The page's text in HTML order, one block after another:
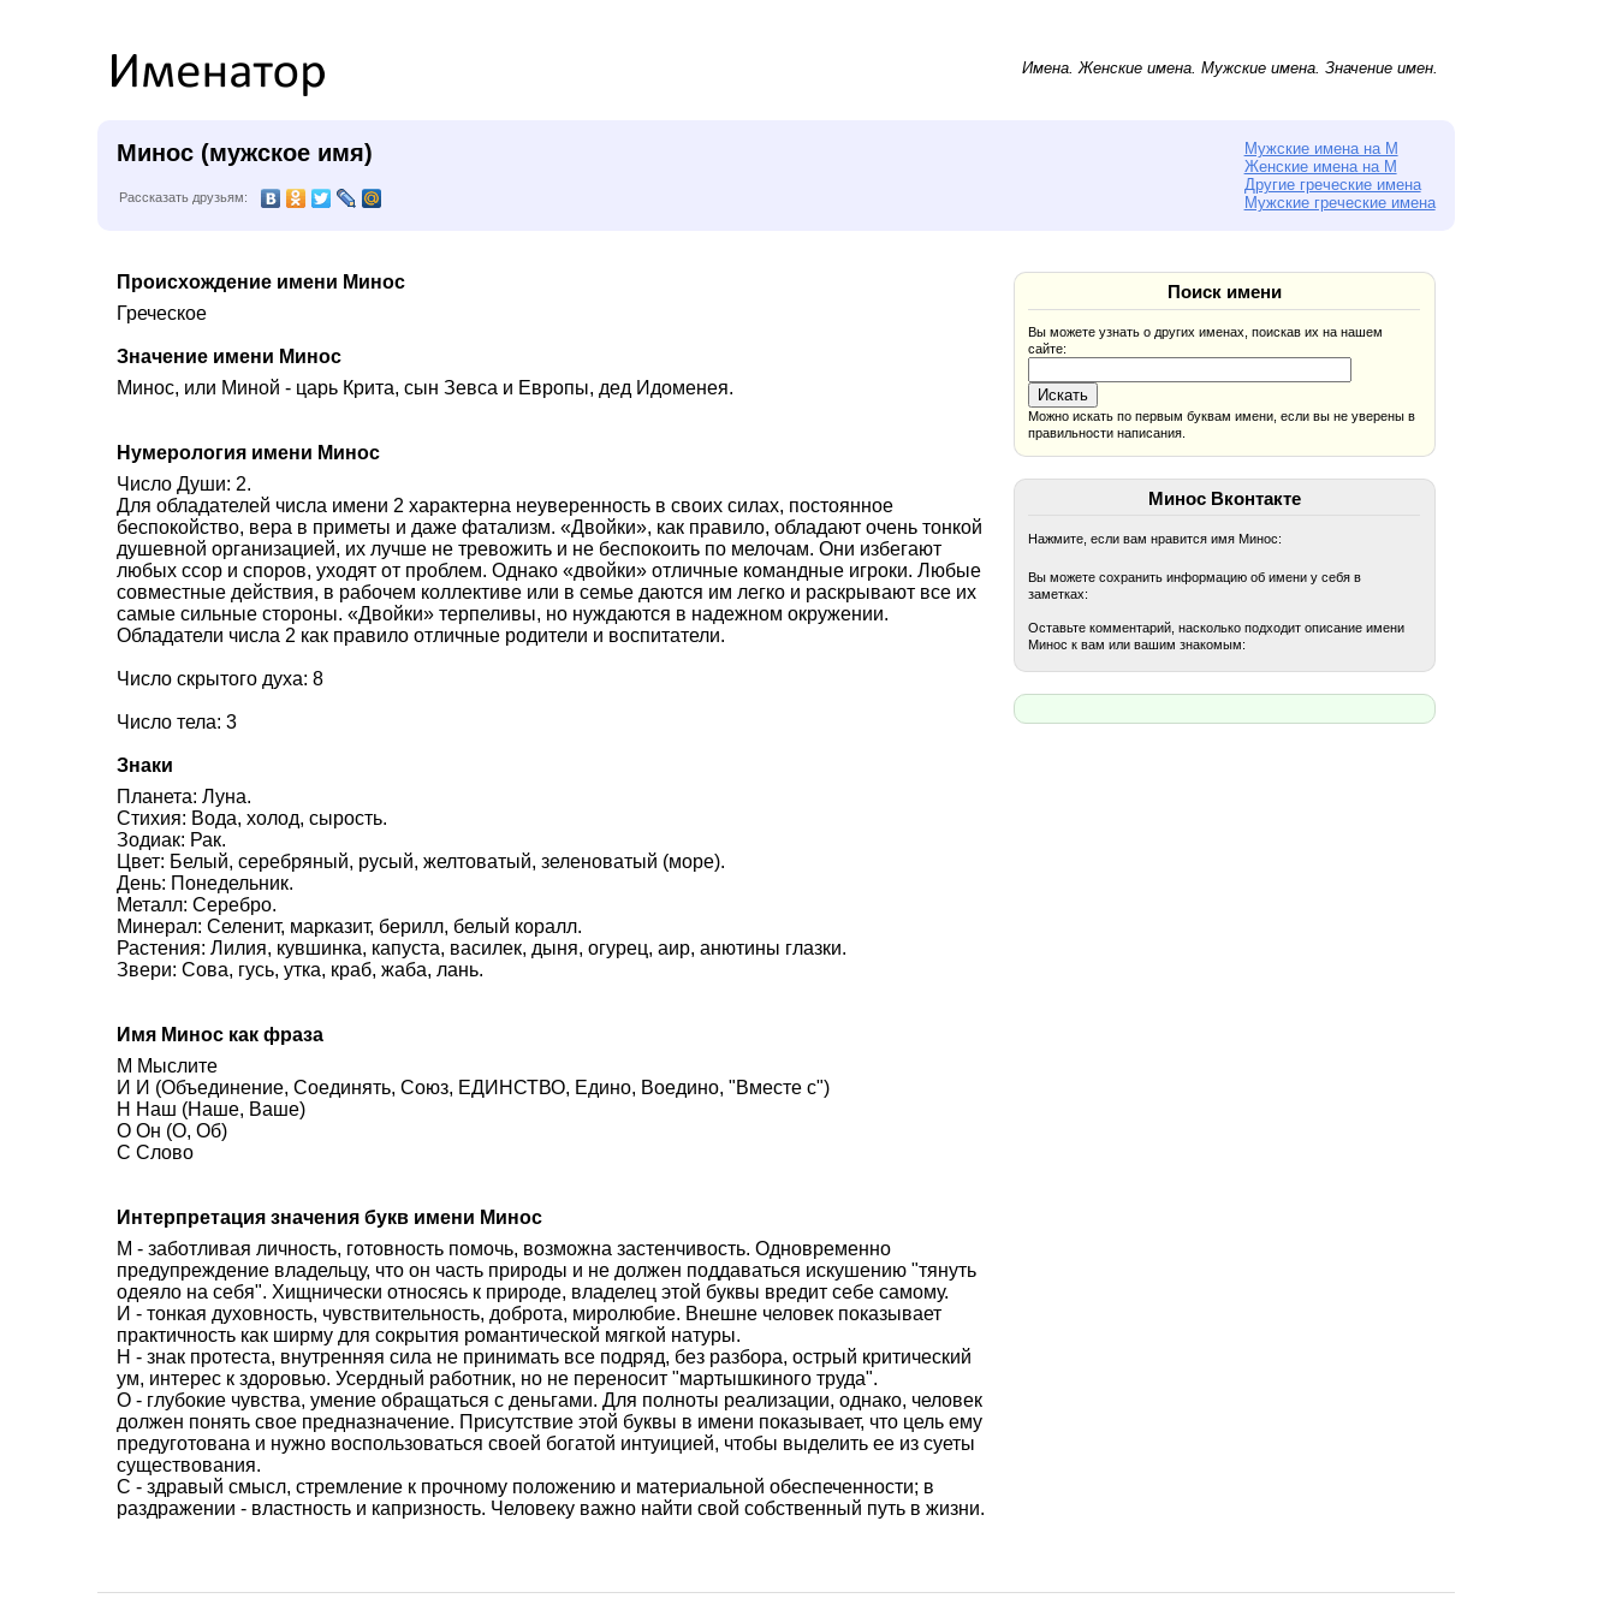
Имена.Женские имена.Мужские имена. Значение имен.
Минос (мужское имя)
Мужские имена на М
Женские имена на М
Другие греческие имена
Мужские греческие имена
Рассказать друзьям:
Происхождение имени Минос
Греческое
Значение имени Минос
Минос, или Миной - царь Крита, сын Зевса и Европы, дед Идоменея.
Нумерология имени Минос
Число Души: 2.
Для обладателей числа имени 2 характерна неуверенность в своих силах, постоянное
беспокойство, вера в приметы и даже фатализм. «Двойки», как правило, обладают очень тонкой
душевной организацией, их лучше не тревожить и не беспокоить по мелочам. Они избегают
любых ссор и споров, уходят от проблем. Однако «двойки» отличные командные игроки. Любые
совместные действия, в рабочем коллективе или в семье даются им легко и раскрывают все их
самые сильные стороны. «Двойки» терпеливы, но нуждаются в надежном окружении.
Обладатели числа 2 как правило отличные родители и воспитатели.
Число скрытого духа: 8
Число тела: 3
Знаки
Планета: Луна.
Стихия: Вода, холод, сырость.
Зодиак: Рак.
Цвет: Белый, серебряный, русый, желтоватый, зеленоватый (море).
День: Понедельник.
Металл: Серебро.
Минерал: Селенит, марказит, берилл, белый коралл.
Растения: Лилия, кувшинка, капуста, василек, дыня, огурец, аир, анютины глазки.
Звери: Сова, гусь, утка, краб, жаба, лань.
Имя Минос как фраза
М Мыслите
И И (Объединение, Соединять, Союз, ЕДИНСТВО, Едино, Воедино, "Вместе с")
Н Наш (Наше, Ваше)
О Он (О, Об)
С Слово
Интерпретация значения букв имени Минос
М - заботливая личность, готовность помочь, возможна застенчивость. Одновременно
предупреждение владельцу, что он часть природы и не должен поддаваться искушению "тянуть
одеяло на себя". Хищнически относясь к природе, владелец этой буквы вредит себе самому.
И - тонкая духовность, чувствительность, доброта, миролюбие. Внешне человек показывает
практичность как ширму для сокрытия романтической мягкой натуры.
Н - знак протеста, внутренняя сила не принимать все подряд, без разбора, острый критический
ум, интерес к здоровью. Усердный работник, но не переносит "мартышкиного труда".
О - глубокие чувства, умение обращаться с деньгами. Для полноты реализации, однако, человек
должен понять свое предназначение. Присутствие этой буквы в имени показывает, что цель ему
предуготована и нужно воспользоваться своей богатой интуицией, чтобы выделить ее из суеты
существования.
С - здравый смысл, стремление к прочному положению и материальной обеспеченности; в
раздражении - властность и капризность. Человеку важно найти свой собственный путь в жизни.
Поиск имени
Вы можете узнать о других именах, поискав их на нашем
сайте:
Можно искать по первым буквам имени, если вы не уверены в
правильности написания.
Минос Вконтакте
Нажмите, если вам нравится имя Минос:
Вы можете сохранить информацию об имени у себя в
заметках:
Оставьте комментарий, насколько подходит описание имени
Минос к вам или вашим знакомым: